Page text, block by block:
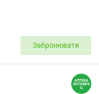
Забронювати